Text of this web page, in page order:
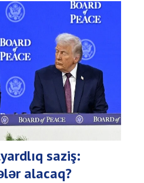
saziş:
alacaq?